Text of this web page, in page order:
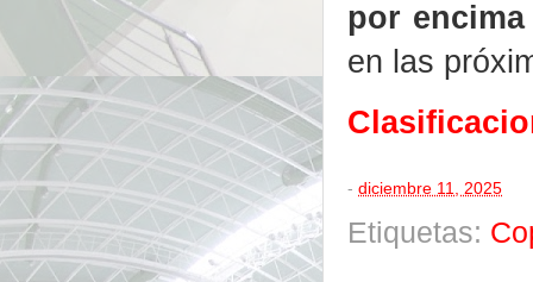
por
en las
- diciembre 11, 2025
Etiquetas: